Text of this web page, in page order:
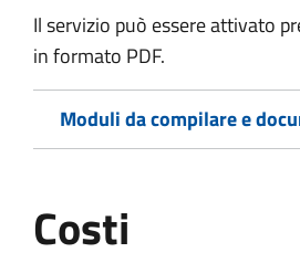
Il servizio può essere attivato
in formato PDF.
Moduli da compilare e
Costi